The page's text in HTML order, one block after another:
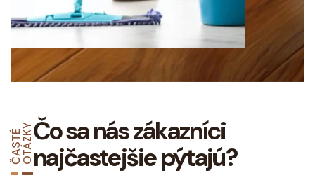
Č
A
S
T
É
O
T
Á
Z
KYČo sa nás zákazníci
najčastejšie pýtajú?